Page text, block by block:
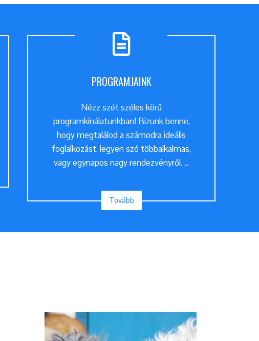
PROGRAMJAINK
Nézz szét széles körű
programkínálatunkban! Bízunk benne,
hogy megtalálod a számodra ideális
foglalkozást, legyen szó többalkalmas,
vagy egynapos nagy rendezvényről. ...
Tovább